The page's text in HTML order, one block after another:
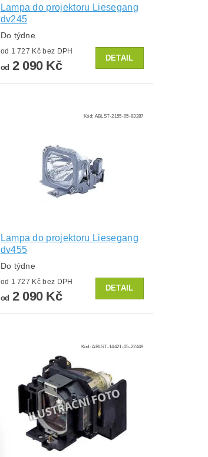
Lampa do projektoru Liesegang
dv245
Do týdne
od 1 727 Kč bez DPH
od 2 090 Kč
DETAIL
Kód: ABLST-2155-05-83287
Lampa do projektoru Liesegang
dv455
Do týdne
od 1 727 Kč bez DPH
od 2 090 Kč
DETAIL
Kód:ABLST-14421-05-22449